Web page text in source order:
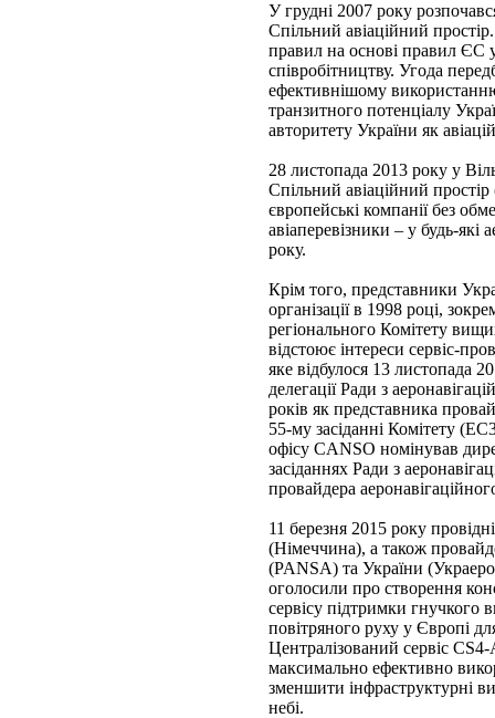
У грудні 2007 року
Спільний авіаційний
правил на основі правил ЄС
співробітництву. Угода
ефективнішому
транзитного потенціалу
авторитету України як
28 листопада 2013 року у
Спільний авіаційний
європейські компанії без
авіаперевізники – у будь-
року.
Крім того, представники
організації в 1998 році,
регіонального Комітету
відстоює інтереси сервіс-
яке відбулося 13 листопада
делегації Ради з
років як представника
55-му засіданні Комітету
офісу CANSO номінував
засіданнях Ради з
провайдера
11 березня 2015 року
(Німеччина), а також
(PANSA) та України
оголосили про створення
сервісу підтримки гнучкого
повітряного руху у Європі
Централізований сервіс
максимально ефективно
зменшити інфраструктурні
небі.